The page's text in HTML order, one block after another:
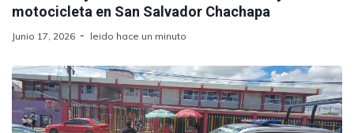
motocicleta en San Salvador Chachapa
Junio 17, 2026 leido hace un minuto